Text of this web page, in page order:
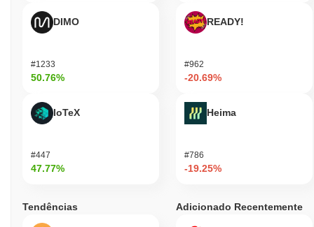
DIMO
#1233
50.76%
IoTeX
#447
47.77%
READY!
#962
-20.69%
Heima
#786
-19.25%
Tendências Adicionado Recentemente